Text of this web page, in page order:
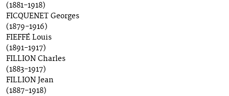
(1881-1918)
FICQUENET Georges
(1879-1916)
FIEFFÉ Louis
(1891-1917)
FILLION Charles
(1883-1917)
FILLION Jean
(1887-1918)